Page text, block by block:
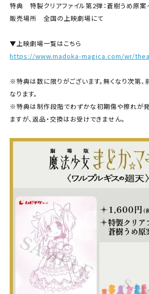
特典 特製クリアファイル第2弾：蒼樹うめ原案
販売場所 全国の上映劇場にて
▼上映劇場一覧はこちら
https://www.madoka-magica.com/wr/
※特典は数に限りがございます。無くなり次第
なります。
※特典は制作段階でわずかな初期傷や擦れが
ますが、返品・交換はお受けできません。